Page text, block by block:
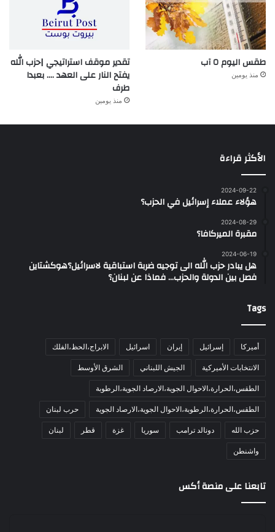
طقس اليوم ٥ آب
منذ يومين
تقدير موقف استراتيجي |حزب الله
يفتح النار على العهد …. بعبدا
طرف
منذ يومين
الأكثر قراءة
2024-09-22
هؤلاء عملاء إسرائيل في الحزب؟
2024-08-29
مقبرة الميركافا؟
2024-06-19
هل يبادر حزب الله الى توجيه ضربة استباقية لاسرائيل؟هوكشتاين
فصل بين الدولة والحزب… فماذا عن لبنان؟
Tags
أميركا إسرائيل إيران اسرائيل الابراج،الحظ،الفلك
الانتخابات الأميركية الجيش اللبناني الشرق الأوسط
الطقس،الحرارة،الاحوال الجوية،الارصاد الجوية،الرطوبة
الطقس،الحرارة،الرطوبة،الاحوال الجوية،الارصاد الجوية حرب لبنان
حزب الله دونالد ترامب سوريا غزة قطر لبنان
واشنطن
تابعنا على منصة أكس